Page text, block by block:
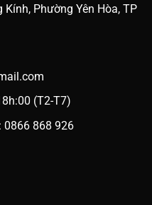
Kính, Phường Yên Hòa, TP
(T2-T7)
0866 868 926